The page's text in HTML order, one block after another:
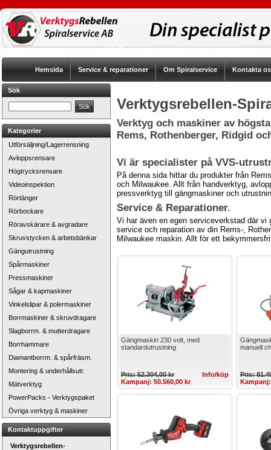
Hemsida Service & reparationer Om Spiralservice Kontakta
Sök
Kategorier
Utförsäljning/Lagerrensning
Avloppsrensare
Högtrycksrensare
Videoinspektion
Rörtänger
Rörbockare
Röravskärare & avgradare
Skruvstycken & arbetsbänkar
Gängutrustning
Spårmaskiner
Pressmaskiner
Sågar & kapmaskiner
Vinkelslipar & polermaskiner
Borrmaskiner & skruvdragare
Slagborrm. & mutterdragare
Borrhammare
Diamantborrm. & spårfräsm.
Montering & underhållsutr.
Mätverktyg
PowerPacks - Verktygspaket
Övriga verktyg & maskiner
Kontaktuppgifter
Verktygsrebellen-
Verktygsrebellen-
Verktyg och maskiner av
Rems, Rothenberger, Ridgid
Vi är specialister på VVS-
På denna sida hittar du produkter från
och Milwaukee. Allt från handverktyg,
pressverktyg till gängmaskiner och
Service & Reparationer.
Vi har även en egen serviceverkstad där vi
service och reparation av din Rems-,
Milwaukee maskin. Allt för ett
Gängmaskin 230 volt, med
standardutrustning
Pris: 52.304,00 kr
Kampanj: 50.560,00 kr
Info/köp
manuell
Pris:
Kampanj: